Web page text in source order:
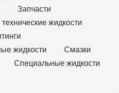
Запчасти
жидкости
жидкости
Смазки
Специальные жидкости